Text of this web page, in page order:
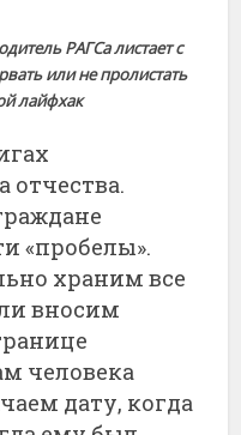
РАГСа листает с
или не пролистать
лайфхак
отчества.
«пробелы».
храним все
вносим
человека
дату, когда